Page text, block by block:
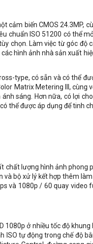
biến CMOS 24.3MP,
chuẩn ISO 51200 có thể
chọn. Làm việc từ góc độ
hình ảnh nhà sản xuất
type, có sẵn và có thể
Matrix Metering III, cùng
sáng. Hơn nữa, có lợi
thể được áp dụng để tinh
chất lượng hình ảnh
bộ xử lý kết hợp thêm
1080p / 60 quay video
ở nhiều tốc độ
ISO tự động trong chế độ